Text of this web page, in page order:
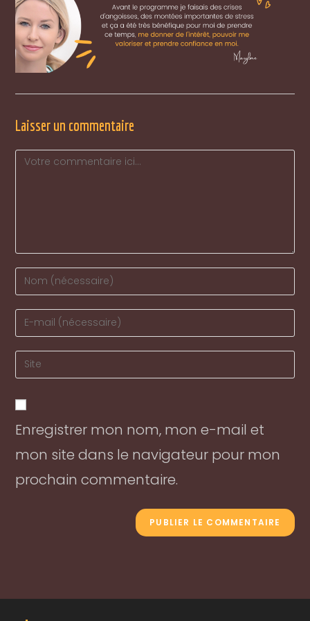
Laisser un commentaire
Comment
Enter
your
name
to
comment
Enter
your
email
address
comment
Enter
your
URL
(optional)
Enregistrer mon nom, mon e-mail et
mon site dans le navigateur pour mon
prochain commentaire.